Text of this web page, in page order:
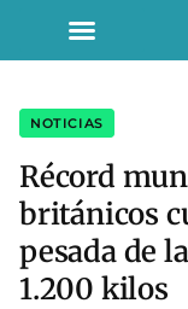
NOTICIAS
Récord
británicos
pesada de
1.200 kilos